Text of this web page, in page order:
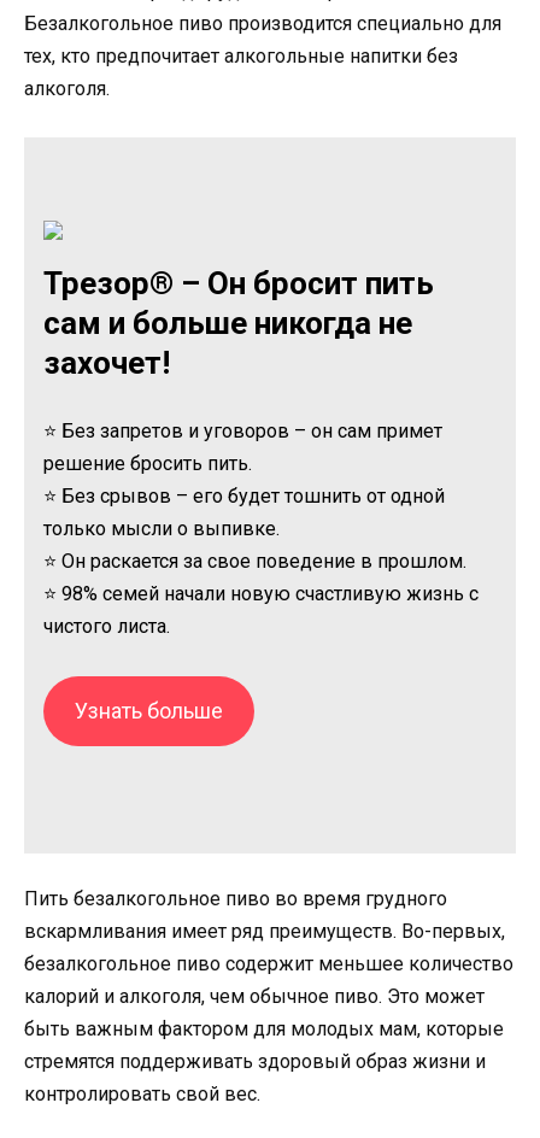
Безалкогольное пиво производится специально для
тех, кто предпочитает алкогольные напитки без
алкоголя.
Трезор® – Он бросит пить
сам и больше никогда не
захочет!
⭐ Без запретов и уговоров – он сам примет
решение бросить пить.
⭐ Без срывов – его будет тошнить от одной
только мысли о выпивке.
⭐ Он раскается за свое поведение в прошлом.
⭐ 98% семей начали новую счастливую жизнь с
чистого листа.
Узнать больше
Пить безалкогольное пиво во время грудного
вскармливания имеет ряд преимуществ. Во-первых,
безалкогольное пиво содержит меньшее количество
калорий и алкоголя, чем обычное пиво. Это может
быть важным фактором для молодых мам, которые
стремятся поддерживать здоровый образ жизни и
контролировать свой вес.